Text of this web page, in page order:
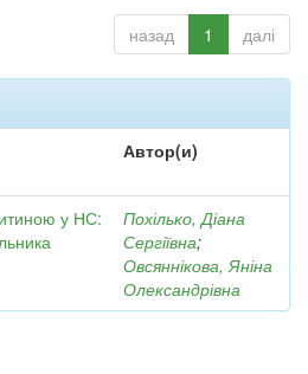
назад 1 далі
Автор(и)
у НС:
Похілько, Діана
Сергіївна;
Овсяннікова, Яніна
Олександрівна